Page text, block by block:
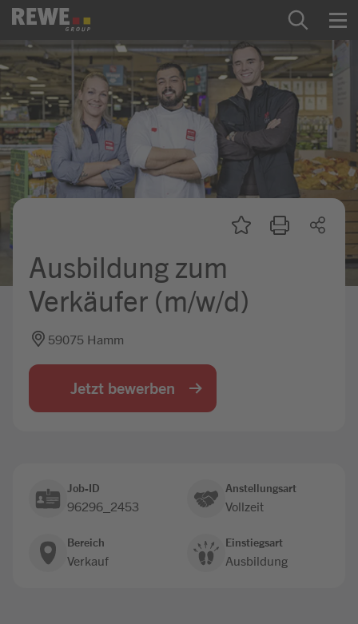
Zum Inhalt springen
Startseite
REWE Group als Arbeitgeber
Ausbildung & Studium
Praktikum & Werkstudium
Mein Kandidat:innenprofil
Ausbildung zum
Verkäufer (m/w/d)
59075 Hamm
Jetzt bewerben
Job-ID
96296_2453
Anstellungsart
Vollzeit
Bereich
Verkauf
Einstiegsart
Ausbildung